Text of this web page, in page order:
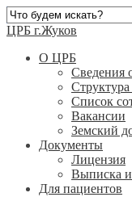
ЦРБ г.Жуков
О ЦРБ
Сведения
Список
Вакансии
Земский
Документы
Лицензия
Выписка
Для пациентов